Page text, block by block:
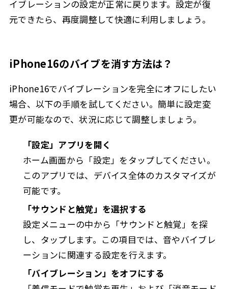
イブレーションの設定が正常に戻ります。設定が復
元できたら、再度調整して快適に利用しましょう。
iPhone16のバイブを消す方法は？
iPhone16でバイブレーションを完全にオフにしたい
場合、以下の手順を試してください。簡単に設定変
更が可能なので、状況に応じて調整しましょう。
「設定」アプリを開く
ホーム画面から「設定」をタップしてください。
このアプリでは、デバイス全体のカスタマイズが
可能です。
「サウンドと触覚」を選択する
設定メニューの中から「サウンドと触覚」を探
し、タップします。この項目では、音やバイブレ
ーションに関連する設定を行えます。
「バイブレーション」をオフにする